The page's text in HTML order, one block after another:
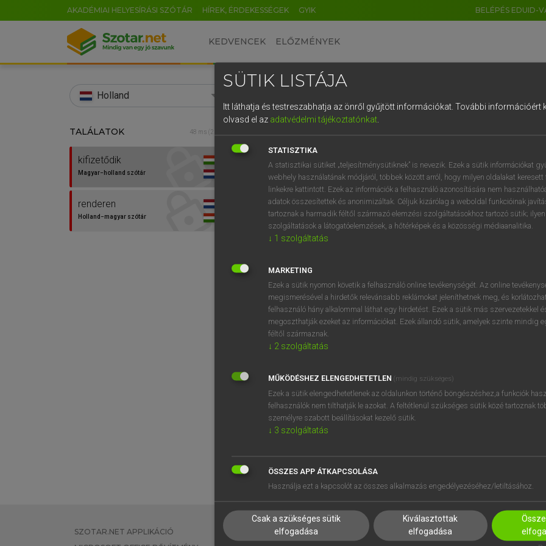
AKADÉMIAI HELYESÍRÁSI SZÓTÁR HÍREK, ÉRDEKESSÉGEK GYIK BELÉPÉS EDUID-
KEDVENCEK ELŐZMÉNYEK
Holland
TALÁLATOK 48 ms (2 db)
kifizetődik
Magyar−holland szótár
renderen
Holland−magyar szótár
Magyar−holland szótár
VAN ELŐFIZETÉSED?
megtekintéséhez.
BELÉPÉS
próbaverziójának
regisztrálok ésbelépek.
REGISZTRÁCIÓ
SZOTAR.NET APPLIKÁCIÓ
EGYÉNI FELHASZNÁLÓKNAK
SÚGÓ
SÜTIK LISTÁJA
Itt láthatja és testreszabhatja az önről gyűjtött információkat. További információért
olvasd el az adatvédelmi tájékoztatónkat.
STATISZTIKA
A statisztikai sütiket „teljesítménysütiknek” is nevezik. Ezek a sütik információkat
webhely használatának módjáról, többek között arról, hogy milyen oldalakat keresett
linkekre kattintott. Ezek az információk a felhasználó azonosítására nem
adatok összesítettek és anonimizáltak. Céljuk kizárólag a weboldal funkcióinak
tartoznak a harmadik féltől származó elemzési szolgáltatásokhoz tartozó sütik;
szolgáltatások a látogatóelemzések, a hőtérképek és a közösségi médiaanalitika.
↓ 1 szolgáltatás
MARKETING
Ezek a sütik nyomon követik a felhasználó online tevékenységét. Az online
megismerésével a hirdetők relevánsabb reklámokat jeleníthetnek meg, és
felhasználó hány alkalommal láthat egy hirdetést. Ezek a sütik más szervezetekkel
megoszthatják ezeket az információkat. Ezek állandó sütik, amelyek szinte mindig
féltől származnak.
↓ 2 szolgáltatás
MŰKÖDÉSHEZ ELENGEDHETETLEN (mindig szükséges)
Ezek a sütik elengedhetetlenek az oldalunkon történő böngészéshez,a funkciók
felhasználók nem tilthatják le azokat. A feltétlenül szükséges sütik közé tartoznak
személyre szabott beállításokat kezelő sütik.
↓ 3 szolgáltatás
ÖSSZES APP ÁTKAPCSOLÁSA
Használja ezt a kapcsolót az összes alkalmazás engedélyezéséhez/letiltásához.
Csak a szükséges sütik
elfogadása
Kiválasztottak
elfogadása
EN HU DE CN FR ES IT NL
0 1 2 3 4 5 6 7 8 9
q w e r t z u i
a s d f g h j k l é
í y x c v b n m , .